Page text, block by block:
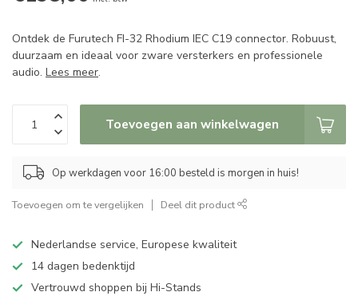
Ontdek de Furutech FI-32 Rhodium IEC C19 connector. Robuust,
duurzaam en ideaal voor zware versterkers en professionele
audio. Lees meer.
Toevoegen aan winkelwagen
Op werkdagen voor 16:00 besteld is morgen in huis!
Toevoegen om te vergelijken Deel dit product
Nederlandse service, Europese kwaliteit
14 dagen bedenktijd
Vertrouwd shoppen bij Hi-Stands